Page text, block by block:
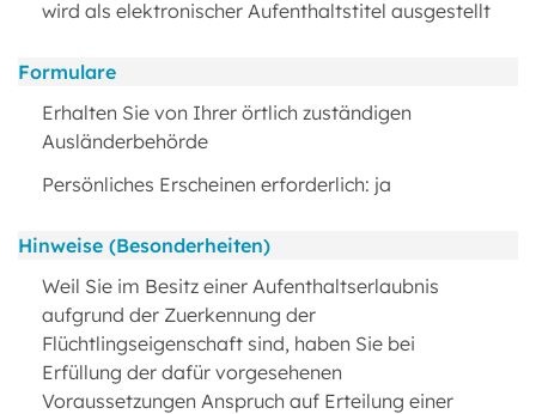
wird als elektronischer Aufenthaltstitel ausgestellt
Formulare
Erhalten Sie von Ihrer örtlich zuständigen
Ausländerbehörde
Persönliches Erscheinen erforderlich: ja
Hinweise (Besonderheiten)
Weil Sie im Besitz einer Aufenthaltserlaubnis
aufgrund der Zuerkennung der
Flüchtlingseigenschaft sind, haben Sie bei
Erfüllung der dafür vorgesehenen
Voraussetzungen Anspruch auf Erteilung einer